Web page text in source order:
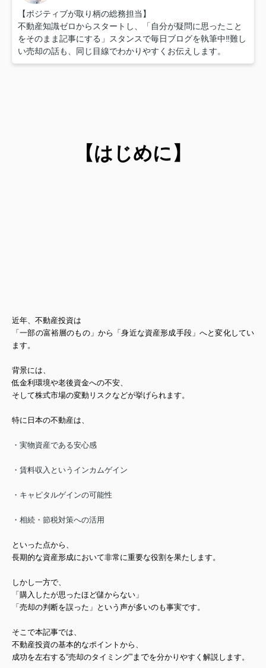
【ポジティブが取り柄の総務担当】
不動産知識ゼロからスタートし、「自分が疑問に思ったこと
をそのまま記事にする」スタンスで毎日ブログを執筆中‼︎難し
い売却の話も、同じ目線でわかりやすくお伝えします。
【はじめに】
近年、 不動産投資は
「一部の富裕層のもの」から 「身近な資産形成手段」へと変化してい
ます。
背景には、
低金利環境や老後資金への不安、
そして株式市場の変動リスクなどが挙げられます。
特に日本の不動産は、
・実物資産である安心感
・賃料収入というインカムゲイン
・キャピタルゲインの可能性
・相続・節税対策への活用
といった点から、
長期的な資産形成において非常に重要な役割を果たします。
しかし一方で、
「購入したが思ったほど儲からない」
「売却の判断を誤った」 という声が多いのも事実です。
そこで本記事では、
不動産投資の基本的なポイントから、
成功を左右する“売却のタイミング”までを分かりやすく解説します。